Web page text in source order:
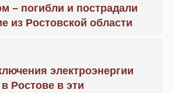
– погибли и пострадали
из Ростовской области
электроэнергии
Ростове в эти